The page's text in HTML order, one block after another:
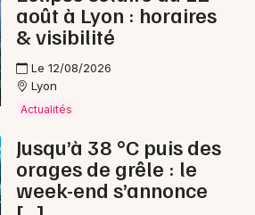
août à Lyon : horaires
& visibilité
Le 12/08/2026
Lyon
Actualités
Jusqu’à 38 °C puis des
orages de grêle : le
week-end s’annonce